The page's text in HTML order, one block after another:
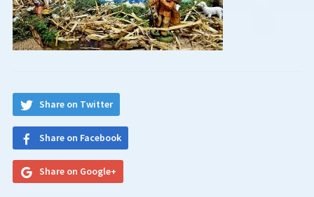
Share on Twitter
Share on Facebook
Share on Google+